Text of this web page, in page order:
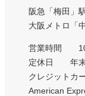
阪急「梅田」
大阪メトロ「
営業時間 10
定休日 年末
クレジット
American